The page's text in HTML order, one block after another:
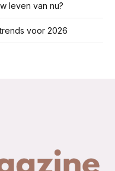
leven van nu?
voor 2026